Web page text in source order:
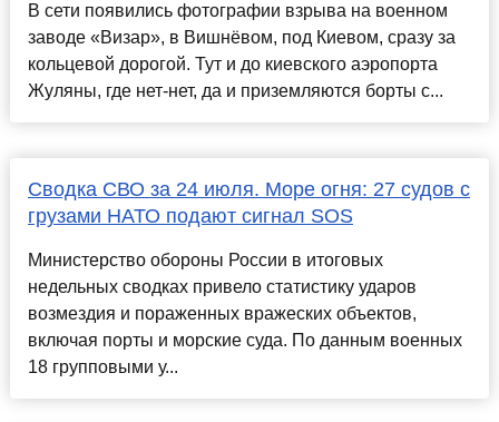
В сети появились фотографии взрыва на военном
заводе «Визар», в Вишнёвом, под Киевом, сразу за
кольцевой дорогой. Тут и до киевского аэропорта
Жуляны, где нет-нет, да и приземляются борты с...
Сводка СВО за 24 июля. Море огня: 27 судов с
грузами НАТО подают сигнал SOS
Министерство обороны России в итоговых
недельных сводках привело статистику ударов
возмездия и пораженных вражеских объектов,
включая порты и морские суда. По данным военных
18 групповыми у...